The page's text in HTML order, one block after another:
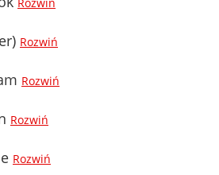
Rozwiń
Rozwiń
Rozwiń
Rozwiń
Rozwiń